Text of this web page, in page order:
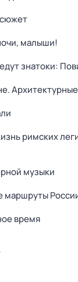
малыши!
знатоки:
римских
музыки
маршруты
время